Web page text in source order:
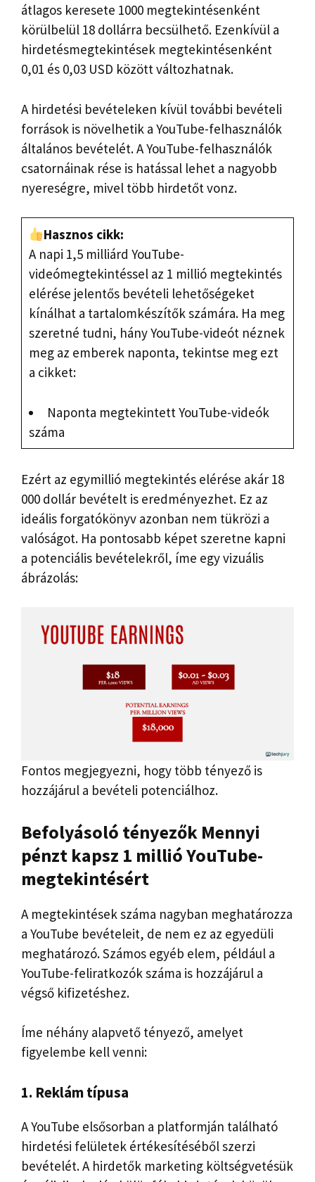
átlagos keresete 1000 megtekintésenként
körülbelül 18 dollárra becsülhető. Ezenkívül a
hirdetésmegtekintések megtekintésenként
0,01 és 0,03 USD között változhatnak.
A hirdetési bevételeken kívül további bevételi
források is növelhetik a YouTube-felhasználók
általános bevételét. A YouTube-felhasználók
csatornáinak rése is hatással lehet a nagyobb
nyereségre, mivel több hirdetőt vonz.
Hasznos cikk:
A napi 1,5 milliárd YouTube-
videómegtekintéssel az 1 millió megtekintés
elérése jelentős bevételi lehetőségeket
kínálhat a tartalomkészítők számára. Ha meg
szeretné tudni, hány YouTube-videót néznek
meg az emberek naponta, tekintse meg ezt
a cikket:
Naponta megtekintett YouTube-videók
száma
Ezért az egymillió megtekintés elérése akár 18
000 dollár bevételt is eredményezhet. Ez az
ideális forgatókönyv azonban nem tükrözi a
valóságot. Ha pontosabb képet szeretne kapni
a potenciális bevételekről, íme egy vizuális
ábrázolás:
Fontos megjegyezni, hogy több tényező is
hozzájárul a bevételi potenciálhoz.
Befolyásoló tényezők Mennyi
pénzt kapsz 1 millió YouTube-
megtekintésért
A megtekintések száma nagyban meghatározza
a YouTube bevételeit, de nem ez az egyedüli
meghatározó. Számos egyéb elem, például a
YouTube-feliratkozók száma is hozzájárul a
végső kifizetéshez.
Íme néhány alapvető tényező, amelyet
figyelembe kell venni:
1. Reklám típusa
A YouTube elsősorban a platformján található
hirdetési felületek értékesítéséből szerzi
bevételét. A hirdetők marketing költségvetésük